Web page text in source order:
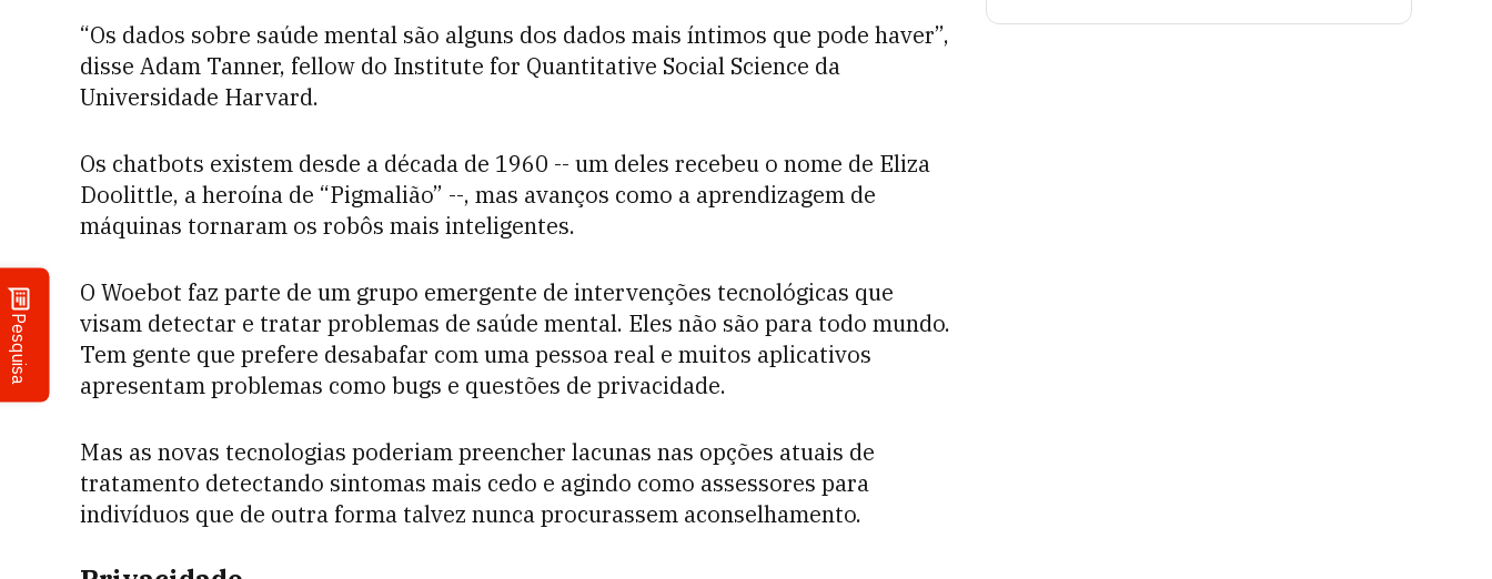
Pesquisa
“Os dados sobre saúde mental são alguns dos dados mais íntimos que pode haver”,
disse Adam Tanner, fellow do Institute for Quantitative Social Science da
Universidade Harvard.
Os chatbots existem desde a década de 1960 -- um deles recebeu o nome de Eliza
Doolittle, a heroína de “Pigmalião” --, mas avanços como a aprendizagem de
máquinas tornaram os robôs mais inteligentes.
O Woebot faz parte de um grupo emergente de intervenções tecnológicas que
visam detectar e tratar problemas de saúde mental. Eles não são para todo mundo.
Tem gente que prefere desabafar com uma pessoa real e muitos aplicativos
apresentam problemas como bugs e questões de privacidade.
Mas as novas tecnologias poderiam preencher lacunas nas opções atuais de
tratamento detectando sintomas mais cedo e agindo como assessores para
indivíduos que de outra forma talvez nunca procurassem aconselhamento.